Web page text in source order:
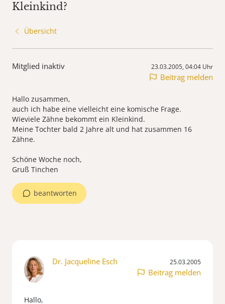
Kleinkind?
Übersicht
Mitglied inaktiv 23.03.2005, 04:04 Uhr
Beitrag melden
Hallo zusammen,
auch ich habe eine vielleicht eine komische Frage.
Wieviele Zähne bekommt ein Kleinkind.
Meine Tochter bald 2 Jahre alt und hat zusammen 16
Zähne.
Schöne Woche noch,
Gruß Tinchen
beantworten
Dr. Jacqueline Esch 25.03.2005
Beitrag melden
Hallo,